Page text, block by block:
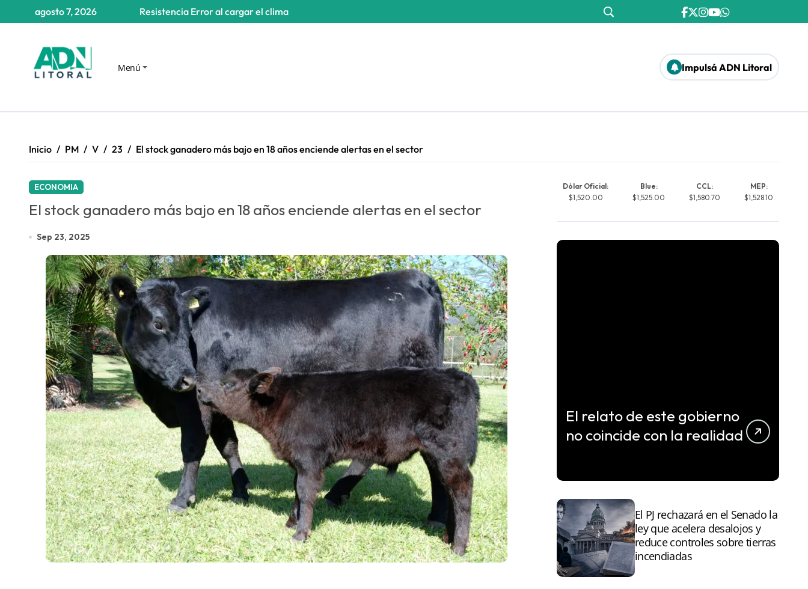
Resistencia Error al cargar el clima
agosto 7, 2026
Menú Impulsá ADN Litoral
Inicio PM V 23 El stock ganadero más bajo en 18 años enciende alertas en el sector
ECONOMIA
El stock ganadero más bajo en 18 años enciende alertas en el sector
Sep 23, 2025
Dólar Oficial:
$1,520.00
Blue:
$1,525.00
CCL:
$1,580.70
MEP:
$1,528.10
El relato de este gobierno
no coincide con la realidad
El PJ rechazará en el Senado la
ley que acelera desalojos y
reduce controles sobre tierras
incendiadas